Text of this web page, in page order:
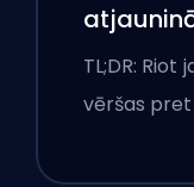
karogus
TL;DR:
vēršas